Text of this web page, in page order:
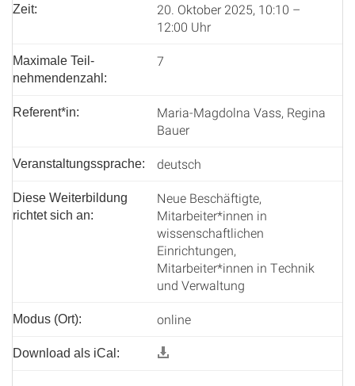
Zeit:
20. Oktober 2025, 10:10 –
12:00 Uhr
Maximale Teil­
nehmenden­zahl:
7
Referent*in:
Maria-Magdolna Vass, Regina
Bauer
Veranstaltungssprache: deutsch
Diese Weiterbildung
richtet sich an:
Neue Beschäftigte,
Mitarbeiter*innen in
wissenschaftlichen
Einrichtungen,
Mitarbeiter*innen in Technik
und Verwaltung
Modus (Ort): online
Download als iCal: